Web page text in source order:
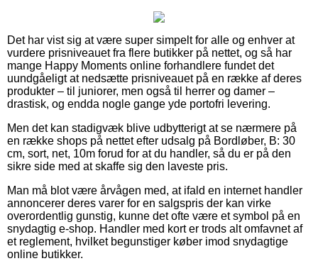
Det har vist sig at være super simpelt for alle og enhver at
vurdere prisniveauet fra flere butikker på nettet, og så har
mange Happy Moments online forhandlere fundet det
uundgåeligt at nedsætte prisniveauet på en række af deres
produkter – til juniorer, men også til herrer og damer –
drastisk, og endda nogle gange yde portofri levering.
Men det kan stadigvæk blive udbytterigt at se nærmere på
en række shops på nettet efter udsalg på Bordløber, B: 30
cm, sort, net, 10m forud for at du handler, så du er på den
sikre side med at skaffe sig den laveste pris.
Man må blot være årvågen med, at ifald en internet handler
annoncerer deres varer for en salgspris der kan virke
overordentlig gunstig, kunne det ofte være et symbol på en
snydagtig e-shop. Handler med kort er trods alt omfavnet af
et reglement, hvilket begunstiger køber imod snydagtige
online butikker.